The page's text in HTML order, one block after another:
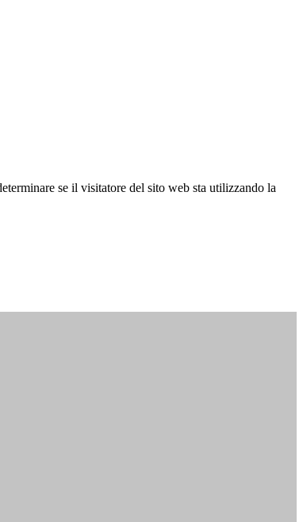
se il visitatore del sito web sta utilizzando la